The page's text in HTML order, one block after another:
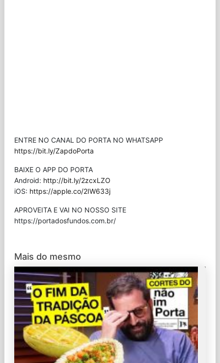
ENTRE NO CANAL DO PORTA NO WHATSAPP
https://bit.ly/ZapdoPorta
BAIXE O APP DO PORTA
Android: http://bit.ly/2zcxLZO
iOS: https://apple.co/2IW633j
APROVEITA E VAI NO NOSSO SITE
⁠https://portadosfundos.com.br/
Mais do mesmo